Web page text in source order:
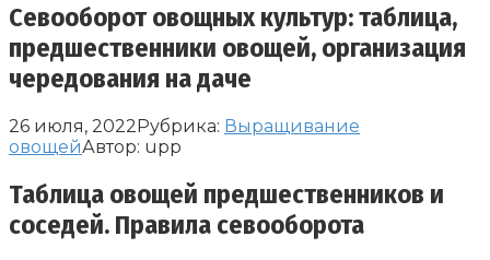
Севооборот овощных культур: таблица,
предшественники овощей, организация
чередования на даче
26 июля, 2022Рубрика: Выращивание
овощейАвтор: upp
Таблица овощей предшественников и
соседей. Правила севооборота